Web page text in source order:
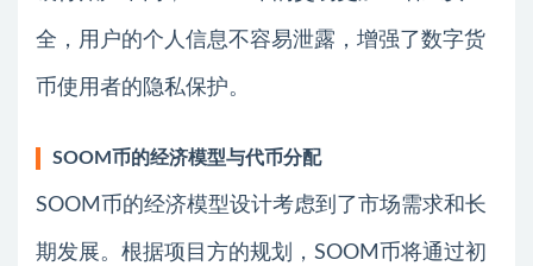
全，用户的个人信息不容易泄露，增强了数字货
币使用者的隐私保护。
SOOM币的经济模型与代币分配
SOOM币的经济模型设计考虑到了市场需求和长
期发展。根据项目方的规划，SOOM币将通过初